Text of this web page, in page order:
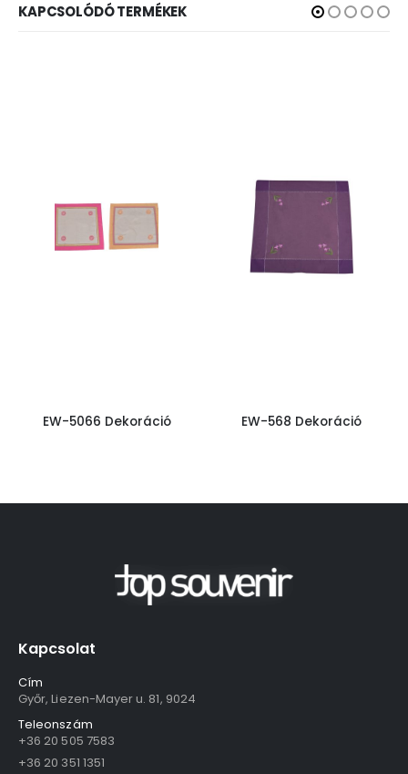
KAPCSOLÓDÓ TERMÉKEK
EW-5066 Dekoráció EW-568 Dekoráció
Kapcsolat
Cím
Győr, Liezen-Mayer u. 81, 9024
Teleonszám
+36 20 505 7583
+36 20 351 1351